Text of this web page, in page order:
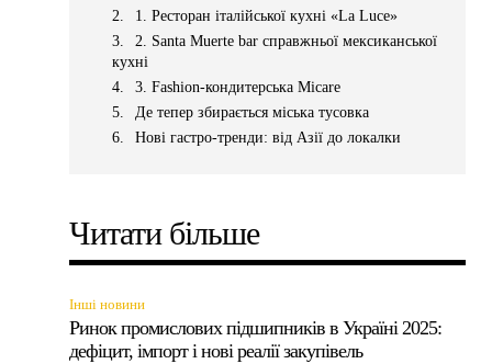
1. Ресторан італійської кухні «La Luce»
2. Santa Muerte bar справжньої мексиканської
кухні
3. Fashion-кондитерська Micare
Де тепер збирається міська тусовка
Нові гастро-тренди: від Азії до локалки
Читати більше
Інші новини
Ринок промислових підшипників в Україні 2025:
дефіцит, імпорт і нові реалії закупівель